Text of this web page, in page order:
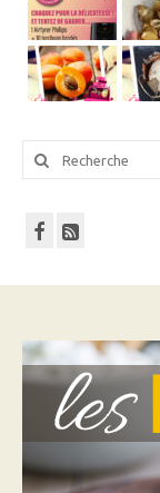
Rechercher